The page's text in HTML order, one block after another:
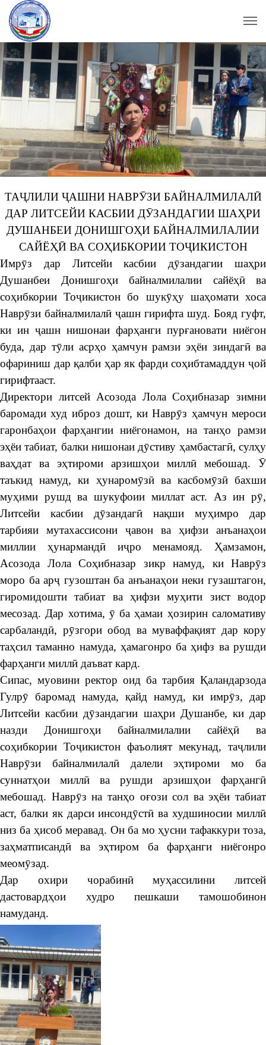
ТАҶЛИЛИ ҶАШНИ НАВРӮЗИ БАЙНАЛМИЛАЛӢ
ДАР ЛИТСЕЙИ КАСБИИ ДӮЗАНДАГИИ ШАҲРИ
ДУШАНБЕИ ДОНИШГОҲИ БАЙНАЛМИЛАЛИИ
САЙЁҲӢ ВА СОҲИБКОРИИ ТОҶИКИСТОН
Имрӯз дар Литсейи касбии дӯзандагии шаҳри
Душанбеи Донишгоҳи байналмилалии сайёҳӣ ва
соҳибкории Тоҷикистон бо шукӯҳу шаҳомати хоса
Наврӯзи байналмилалӣ ҷашн гирифта шуд. Бояд гуфт,
ки ин ҷашн нишонаи фарҳанги пурғановати ниёгон
буда, дар тӯли асрҳо ҳамчун рамзи эҳёи зиндагӣ ва
офариниш дар қалби ҳар як фарди соҳибтамаддун ҷой
гирифтааст.
Директори литсей Асозода Лола Соҳибназар зимни
баромади худ иброз дошт, ки Наврӯз ҳамчун мероси
гаронбаҳои фарҳангии ниёгонамон, на танҳо рамзи
эҳёи табиат, балки нишонаи дӯстиву ҳамбастагӣ, сулҳу
ваҳдат ва эҳтироми арзишҳои миллӣ мебошад. Ӯ
таъкид намуд, ки ҳунаромӯзӣ ва касбомӯзӣ бахши
муҳими рушд ва шукуфоии миллат аст. Аз ин рӯ,
Литсейи касбии дӯзандагӣ нақши муҳимро дар
тарбияи мутахассисони ҷавон ва ҳифзи анъанаҳои
миллии ҳунармандӣ иҷро менамояд. Ҳамзамон,
Асозода Лола Соҳибназар зикр намуд, ки Наврӯз
моро ба арҷ гузоштан ба анъанаҳои неки гузаштагон,
гиромидошти табиат ва ҳифзи муҳити зист водор
месозад. Дар хотима, ӯ ба ҳамаи ҳозирин саломативу
сарбаландӣ, рӯзгори обод ва муваффақият дар кору
таҳсил таманно намуда, ҳамагонро ба ҳифз ва рушди
фарҳанги миллӣ даъват кард.
Сипас, муовини ректор оид ба тарбия Қаландарзода
Гулрӯ баромад намуда, қайд намуд, ки имрӯз, дар
Литсейи касбии дӯзандагии шаҳри Душанбе, ки дар
назди Донишгоҳи байналмилалии сайёҳӣ ва
соҳибкории Тоҷикистон фаъолият мекунад, таҷлили
Наврӯзи байналмилалӣ далели эҳтироми мо ба
суннатҳои миллӣ ва рушди арзишҳои фарҳангӣ
мебошад. Наврӯз на танҳо оғози сол ва эҳёи табиат
аст, балки як дарси инсондӯстӣ ва худшиносии миллӣ
низ ба ҳисоб меравад. Он ба мо ҳусни тафаккури тоза,
заҳматписандӣ ва эҳтиром ба фарҳанги ниёгонро
меомӯзад.
Дар охири чорабинӣ муҳассилини литсей
дастовардҳои худро пешкаши тамошобинон
намуданд.